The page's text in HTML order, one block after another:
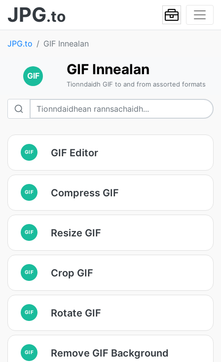
JPG.to
JPG.to GIF Innealan
GIF GIF Innealan
Tionndaidh GIF to and from assorted formats
GIF GIF Editor
GIF Compress GIF
GIF Resize GIF
GIF Crop GIF
GIF Rotate GIF
GIF Remove GIF Background